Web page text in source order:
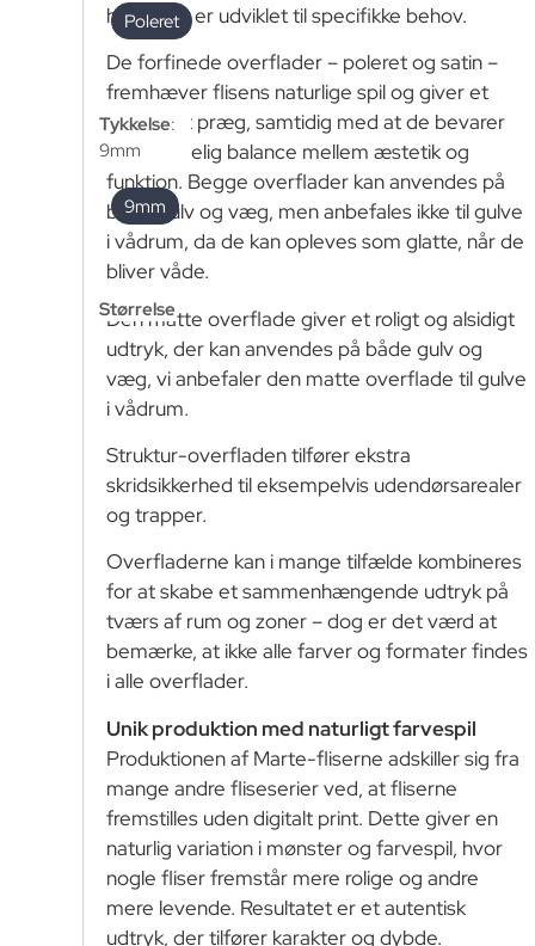
Poleret
Tykkelse:
9mm
9mm
Størrelse
hver især er udviklet til specifikke behov.
De forfinede overflader – poleret og satin –
fremhæver flisens naturlige spil og giver et
eksklusivt præg, samtidig med at de bevarer
en behagelig balance mellem æstetik og
funktion. Begge overflader kan anvendes på
både gulv og væg, men anbefales ikke til gulve
i vådrum, da de kan opleves som glatte, når de
bliver våde.
Den matte overflade giver et roligt og alsidigt
udtryk, der kan anvendes på både gulv og
væg, vi anbefaler den matte overflade til gulve
i vådrum.
Struktur-overfladen tilfører ekstra
skridsikkerhed til eksempelvis udendørsarealer
og trapper.
Overfladerne kan i mange tilfælde kombineres
for at skabe et sammenhængende udtryk på
tværs af rum og zoner – dog er det værd at
bemærke, at ikke alle farver og formater findes
i alle overflader.
Unik produktion med naturligt farvespil
Produktionen af Marte-fliserne adskiller sig fra
mange andre fliseserier ved, at fliserne
fremstilles uden digitalt print. Dette giver en
naturlig variation i mønster og farvespil, hvor
nogle fliser fremstår mere rolige og andre
mere levende. Resultatet er et autentisk
udtryk, der tilfører karakter og dybde.